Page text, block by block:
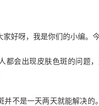
家好呀，我是你们的小编。
都会出现皮肤色斑的问题
并不是一天两天就能解决